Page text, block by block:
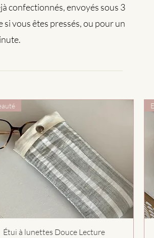
confectionnés, envoyés sous 3
vous êtes pressés, ou pour un
Aperçu rapide
Étui à lunettes Douce Lecture